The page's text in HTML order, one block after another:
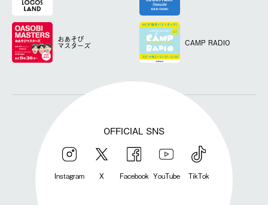
おあそび
マスターズ CAMP RADIO
OFFICIAL SNS
Instagram X Facebook YouTube TikTok